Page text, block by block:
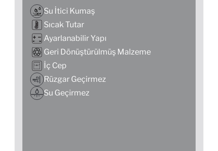
Su İtici Kumaş
Sıcak Tutar
Ayarlanabilir Yapı
Geri Dönüştürülmüş Malzeme
İç Cep
Rüzgar Geçirmez
Su Geçirmez